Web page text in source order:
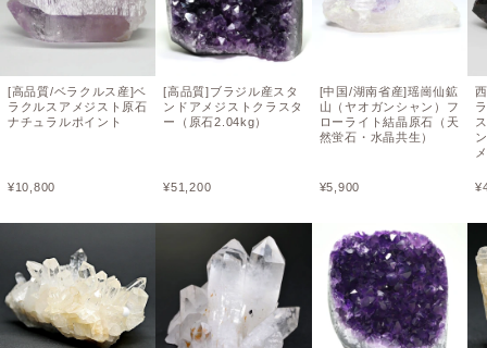
[高品質/ベラクルス産]ベ
ラクルスアメジスト原石
ナチュラルポイント
¥10,800
[高品質]ブラジル産スタ
ンドアメジストクラスタ
ー（原石2.04kg）
¥51,200
[中国/湖南省産]瑶崗仙鉱
山（ヤオガンシャン）フ
ローライト結晶原石（天
然蛍石・水晶共生）
¥5,900 ¥